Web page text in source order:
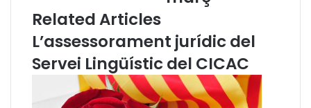
a
r
m
B
t
l
l
Related Articles
L’assessorament jurídic del
Servei Lingüístic del CICAC